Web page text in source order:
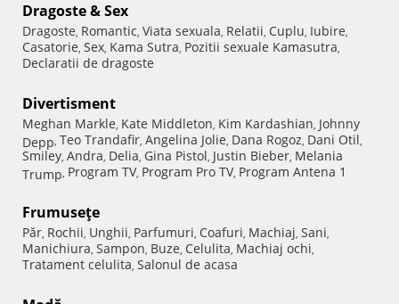
Dragoste & Sex
Dragoste, Romantic, Viata sexuala, Relatii, Cuplu, Iubire,
Casatorie, Sex, Kama Sutra, Pozitii sexuale Kamasutra,
Declaratii de dragoste
Divertisment
Meghan Markle, Kate Middleton, Kim Kardashian, Johnny
Depp, Teo Trandafir, Angelina Jolie, Dana Rogoz, Dani Otil,
Smiley, Andra, Delia, Gina Pistol, Justin Bieber, Melania
Trump, Program TV, Program Pro TV, Program Antena 1
Frumuseţe
Păr, Rochii, Unghii, Parfumuri, Coafuri, Machiaj, Sani,
Manichiura, Sampon, Buze, Celulita, Machiaj ochi,
Tratament celulita, Salonul de acasa